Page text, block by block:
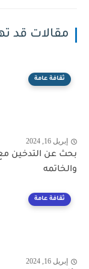
مقالات قد
ثقافة عامة
إبريل 16, 2024
بحث عن التدخين
والخاتمه
ثقافة عامة
إبريل 16, 2024